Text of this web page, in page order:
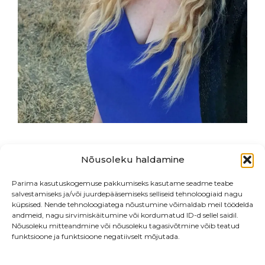
Nõusoleku haldamine
Parima kasutuskogemuse pakkumiseks kasutame seadme teabe
salvestamiseks ja/või juurdepääsemiseks selliseid tehnoloogiaid nagu
küpsised. Nende tehnoloogiatega nõustumine võimaldab meil töödelda
andmeid, nagu sirvimiskäitumine või kordumatud ID-d sellel saidil.
Nõusoleku mitteandmine või nõusoleku tagasivõtmine võib teatud
funktsioone ja funktsioone negatiivselt mõjutada.
Post
navigation
Eelmine postitus